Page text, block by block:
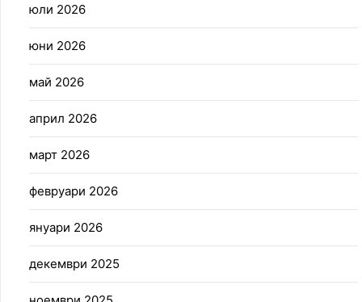
юли 2026
юни 2026
май 2026
април 2026
март 2026
февруари 2026
януари 2026
декември 2025